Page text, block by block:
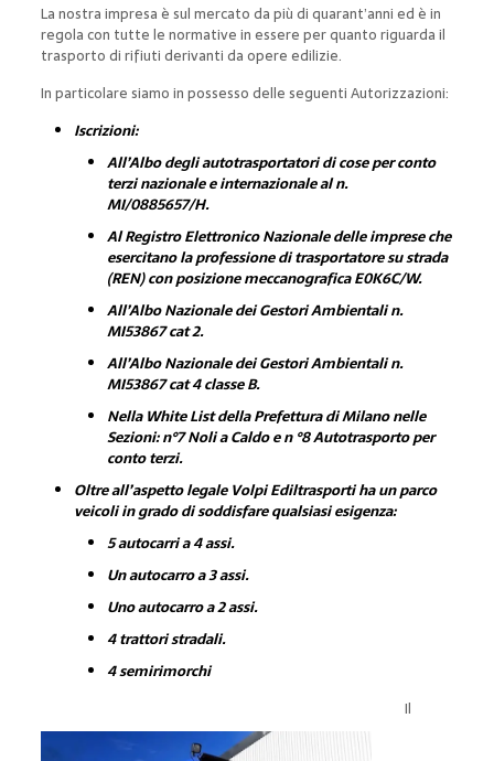
La nostra impresa è sul mercato da più di quarant’anni ed è in
regola con tutte le normative in essere per quanto riguarda il
trasporto di rifiuti derivanti da opere edilizie.
In particolare siamo in possesso delle seguenti Autorizzazioni:
Iscrizioni:
All’Albo degli autotrasportatori di cose per conto
terzi nazionale e internazionale al n.
MI/0885657/H.
Al Registro Elettronico Nazionale delle imprese che
esercitano la professione di trasportatore su strada
(REN) con posizione meccanografica E0K6C/W.
All’Albo Nazionale dei Gestori Ambientali n.
MI53867 cat 2.
All’Albo Nazionale dei Gestori Ambientali n.
MI53867 cat 4 classe B.
Nella White List della Prefettura di Milano nelle
Sezioni: n°7 Noli a Caldo e n °8 Autotrasporto per
conto terzi.
Oltre all’aspetto legale Volpi Ediltrasporti ha un parco
veicoli in grado di soddisfare qualsiasi esigenza:
5 autocarri a 4 assi.
Un autocarro a 3 assi.
Uno autocarro a 2 assi.
4 trattori stradali.
4 semirimorchi
Il